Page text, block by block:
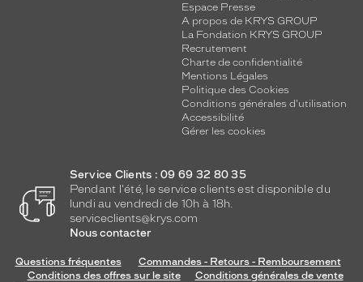
Espace Presse
A propos de KRYS GROUP
La Fondation KRYS GROUP
Recrutement
Charte de confidentialité
Mentions Légales
Politique des Cookies
Conditions générales d'utilisation
Accessibilité
Gérer les cookies
Service Clients : 09 69 32 80 35
Pendant l'été, le service clients est disponible du
lundi au vendredi de 10h à 18h.
serviceclients@krys.com
Nous contacter
Questions fréquentes
Commandes - Retours - Remboursement
Conditions des offres sur le site
Conditions générales de vente